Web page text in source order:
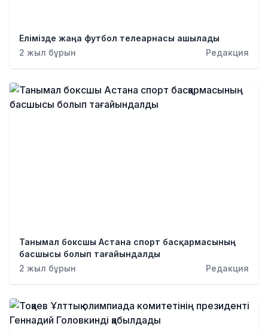
Елімізде жаңа футбол телеарнасы ашылады
2 жыл бұрын
Редакция
Танымал боксшы Астана спорт басқармасының
басшысы болып тағайындалды
2 жыл бұрын
Редакция